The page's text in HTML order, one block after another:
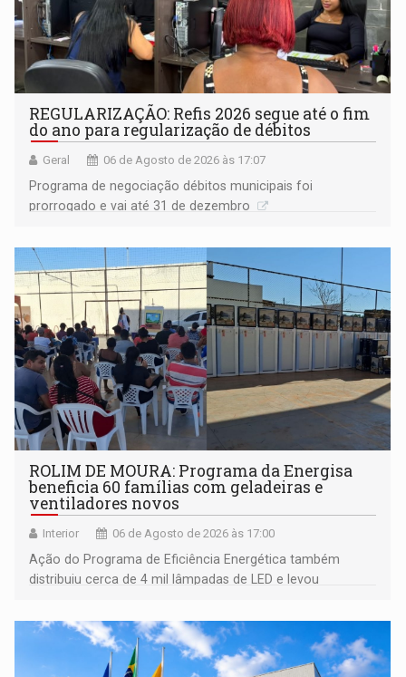
REGULARIZAÇÃO: Refis 2026 segue até o fim
do ano para regularização de débitos
Geral 06 de Agosto de 2026 às 17:07
Programa de negociação débitos municipais foi
prorrogado e vai até 31 de dezembro
ROLIM DE MOURA: Programa da Energisa
beneficia 60 famílias com geladeiras e
ventiladores novos
Interior 06 de Agosto de 2026 às 17:00
Ação do Programa de Eficiência Energética também
distribuiu cerca de 4 mil lâmpadas de LED e levou
comunidade